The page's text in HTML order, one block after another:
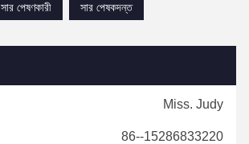
সার পেষণকারী সার পেষকদন্ত
Miss. Judy
86--15286833220